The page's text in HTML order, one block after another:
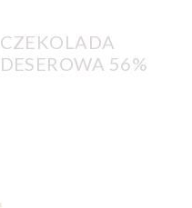
CZEKOLADA
DESEROWA 56%